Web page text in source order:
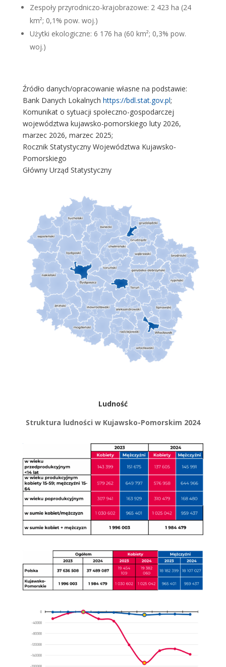
Zespoły przyrodniczo-krajobrazowe: 2 423 ha (24
km²; 0,1% pow. woj.)
Użytki ekologiczne: 6 176 ha (60 km²; 0,3% pow.
woj.)
Źródło danych/opracowanie własne na podstawie:
Bank Danych Lokalnych https://bdl.stat.gov.pl;
Komunikat o sytuacji społeczno-gospodarczej
województwa kujawsko-pomorskiego luty 2026,
marzec 2026, marzec 2025;
Rocznik Statystyczny Województwa Kujawsko-
Pomorskiego
Główny Urząd Statystyczny
Ludność
Struktura ludności w Kujawsko-Pomorskim 2024